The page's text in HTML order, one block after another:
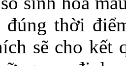
thời
sẽ cho kết